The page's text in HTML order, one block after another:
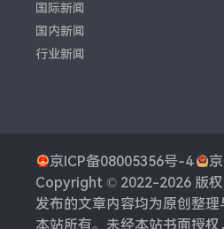
国际新闻
国内新闻
行业新闻
京ICP备08005356号-4
Copyright © 2022-2026 版
发布的文章内容均为原创整理
本站所有。未经本站书面授